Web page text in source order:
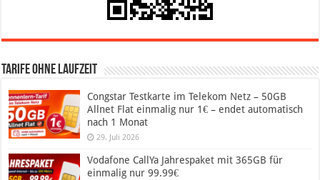
Tarife ohne Laufzeit
Congstar Testkarte im Telekom Netz – 50GB
Allnet Flat einmalig nur 1€ – endet automatisch
nach 1 Monat
29. Juli 2026
Vodafone CallYa Jahrespaket mit 365GB für
einmalig nur 99.99€